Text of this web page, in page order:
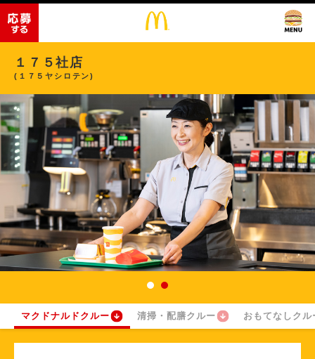
１７５社店
(１７５ヤシロテン)
マクドナルドクルー 清掃・配膳クルー おもてなしクル